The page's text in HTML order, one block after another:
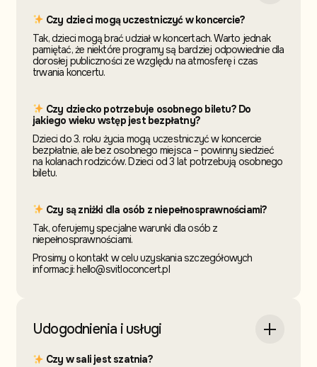
Czy dzieci mogą uczestniczyć w koncercie?
Tak, dzieci mogą brać udział w koncertach. Warto jednak
pamiętać, że niektóre programy są bardziej odpowiednie dla
dorosłej publiczności ze względu na atmosferę i czas
trwania koncertu.
Czy dziecko potrzebuje osobnego biletu? Do
jakiego wieku wstęp jest bezpłatny?
Dzieci do 3. roku życia mogą uczestniczyć w koncercie
bezpłatnie, ale bez osobnego miejsca – powinny siedzieć
na kolanach rodziców. Dzieci od 3 lat potrzebują osobnego
biletu.
Czy są zniżki dla osób z niepełnosprawnościami?
Tak, oferujemy specjalne warunki dla osób z
niepełnosprawnościami.
Prosimy o kontakt w celu uzyskania szczegółowych
informacji: hello@svitloconcert.pl
Udogodnienia i usługi
Czy w sali jest szatnia?